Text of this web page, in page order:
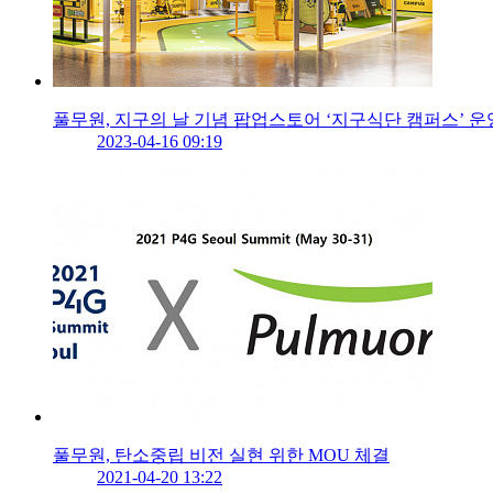
풀무원, 지구의 날 기념 팝업스토어 ‘지구식단 캠퍼스’ 운
2023-04-16 09:19
풀무원, 탄소중립 비전 실현 위한 MOU 체결
2021-04-20 13:22